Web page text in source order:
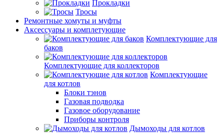
Прокладки
Тросы
Ремонтные хомуты и муфты
Аксессуары и комплетующие
Комплектующие для
баков
Комплектующие для коллекторов
Комплектующие
для котлов
Блоки тэнов
Газовая подводка
Газовое оборудование
Приборы контроля
Дымоходы для котлов